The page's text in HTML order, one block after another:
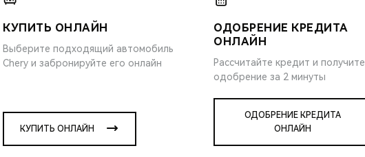
КУПИТЬ ОНЛАЙН
Выберите подходящий автомобиль
Chery и забронируйте его онлайн
КУПИТЬ ОНЛАЙН
ОДОБРЕНИЕ КРЕДИТА
ОНЛАЙН
Рассчитайте кредит и получите
одобрение за 2 минуты
ОДОБРЕНИЕ КРЕДИТА
ОНЛАЙН